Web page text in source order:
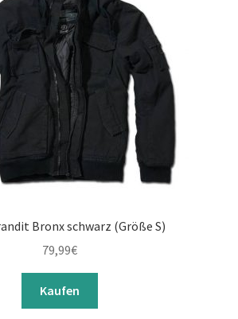
Bronx schwarz (Größe S)
79,99€
Kaufen